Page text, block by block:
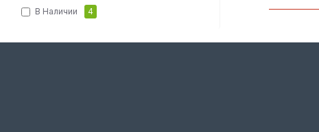
В Наличии 4